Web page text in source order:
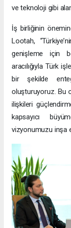
ve teknoloji gibi
İş birliğinin
Lootah,
genişleme için
aracılığıyla Türk
bir şekilde
oluşturuyoruz. Bu
ilişkileri
kapsayıcı
vizyonumuzu inşa